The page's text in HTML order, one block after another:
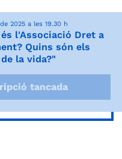
2025 a les 19.30 h
és l'Associació Dret a
Quins són els
la vida?"
tancada